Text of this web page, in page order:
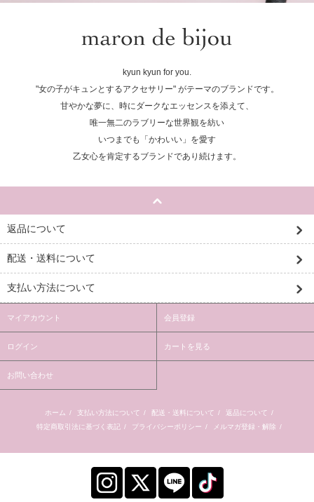
kyun kyun for you.
"女の子がキュンとするアクセサリー" がテーマのブランドです。
甘やかな夢に、時にダークなエッセンスを添えて、
唯一無二のラブリーな世界観を紡い
いつまでも「かわいい」を愛す
乙女心を肯定するブランドであり続けます。
返品について
配送・送料について
支払い方法について
マイアカウント 会員登録
ログイン カートを見る
お問い合わせ
ホーム / 支払い方法について / 配送・送料について / 返品について /
特定商取引法に基づく表記 / プライバシーポリシー / メルマガ登録・解除 /